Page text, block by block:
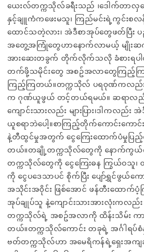
ယေးလ်တက္ကသိုလ်ခရီးသည် ၊ဒေါက်တာ
နှင့်ချူကံကဖေးမသူ၊ ကြည်မင်းရဲ့ကွင်းစလ
ထောင်သတဲ့လား၊ အဲဒီစာအုပ်တွေဖတ်ပြီး
အတွေ့အကြုံတွေဟာနောက်လာမယ့် မျိုး
အားဆေးတခွက် တိုက်လိုက်သလို ခံစားရ
တက်ဖို့သမိုင်းတွေ အစဥ်အလာတွေကြည့်
ကြည့်ကြတယ်။တက္ကသိုလ် ပရဝုဏ်ကလည်
က ဂုဏ်ယူဖွယ် တင့်တယ်ရမယ်။ ဆရာလည်း
ကျောင်းသားလည်း များပြား၊ဒါကလ
ယူစရာဘဲပေါ့။စာကြည့်တိုက်ကောင်းကော
နဲ့တီထွင်မှုအတွက် ငွေကြေးထောက်ပံမှုပြ
တယ်။တချို့တက္ကသိုလ်တွေကို နောက်ကွယ်က
တက္ကသိုလ်တွေကို ငွေကြေးဓန ကြွယ်ဝသူ
ကို ငွေပဒေသာပင် စိုက်ပြီး ပျော်ရွှင်ဖွယ်က
အသိုင်းအဝိုင်း ဖြစ်အောင် ဖန်တီးထောက်
အုပ်ချုပ်သူ နဲ့ကျောင်းသားအားလုံးကလ
တက္ကသိုလ်ရဲ့ အစဥ်အလာကို ထိန်းသိမ်း က
တယ်။တက္ကသိုလ်ကောင်း တခုရဲ့ အင်္ဂါရပ်စံနှုံ
ဗတ်တက္ကသိုလ်ဟာ အမေရိကန်ရဲ့ရှေးအက